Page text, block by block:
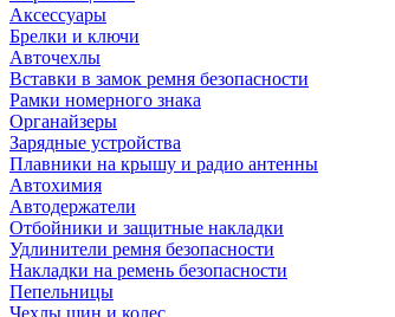
Аксессуары
Брелки и ключи
Авточехлы
Вставки в замок ремня безопасности
Рамки номерного знака
Органайзеры
Зарядные устройства
Плавники на крышу и радио антенны
Автохимия
Автодержатели
Отбойники и защитные накладки
Удлинители ремня безопасности
Накладки на ремень безопасности
Пепельницы
Чехлы шин и колес